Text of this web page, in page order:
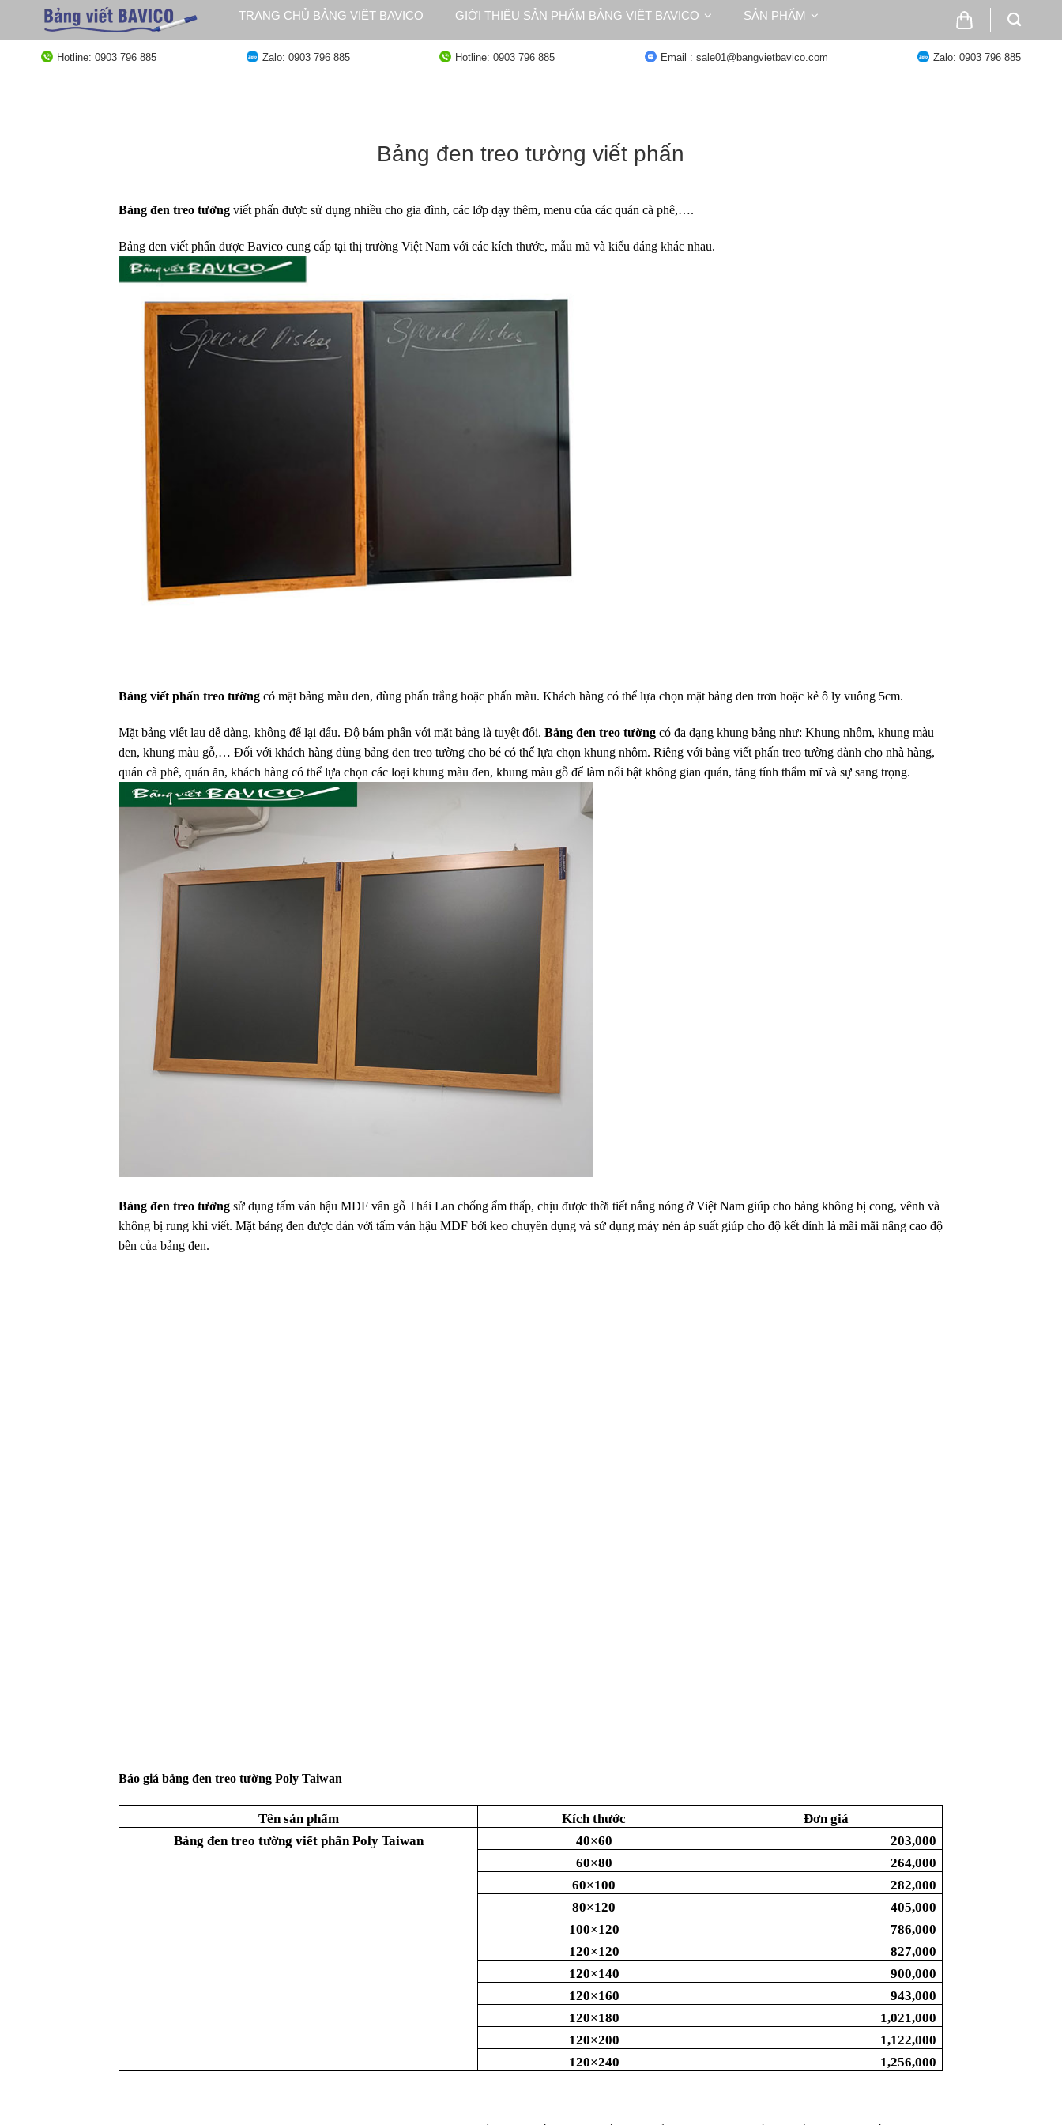
TRANG CHỦ BẢNG VIẾT BAVICO GIỚI THIỆU SẢN PHẨM BẢNG VIẾT BAVICO SẢN PHẨM
Hotline: 0903 796 885 Zalo: 0903 796 885 Hotline: 0903 796 885 Email : sale01@bangvietbavico.com Zalo: 0903 796 885
Bảng đen treo tường viết phấn
Bảng đen treo tường viết phấn được sử dụng nhiều cho gia đình, các lớp dạy thêm, menu của các quán cà phê,….
Bảng đen viết phấn được Bavico cung cấp tại thị trường Việt Nam với các kích thước, mẫu mã và kiểu dáng khác nhau.
Bảng viết phấn treo tườngcó mặt bảng màu đen, dùng phấn trắng hoặc phấn màu. Khách hàng có thể lựa chọn mặt bảng đen trơn hoặc kẻ ô ly vuông 5cm.
Mặt bảng viết lau dễ dàng, không để lại dấu. Độ bám phấn với mặt bảng là tuyệt đối.Bảng đen treo tườngcó đa dạng khung bảng như: Khung nhôm, khung màu
đen, khung màu gỗ,… Đối với khách hàng dùng bảng đen treo tường cho bé có thể lựa chọn khung nhôm. Riêng với bảng viết phấn treo tường dành cho nhà hàng,
quán cà phê, quán ăn, khách hàng có thể lựa chọn các loại khung màu đen, khung màu gỗ để làm nổi bật không gian quán, tăng tính thẩm mĩ và sự sang trọng.
Bảng đen treo tường sử dụng tấm ván hậu MDF vân gỗ Thái Lan chống ẩm thấp, chịu được thời tiết nắng nóng ở Việt Nam giúp cho bảng không bị cong, vênh và
không bị rung khi viết. Mặt bảng đen được dán với tấm ván hậu MDF bởi keo chuyên dụng và sử dụng máy nén áp suất giúp cho độ kết dính là mãi mãi nâng cao độ
bền của bảng đen.
Báo giá bảng đen treo tường Poly Taiwan
Tên sản phẩm Kích thước
Đơn giá
Bảng đen treo tường viết phấn Poly Taiwan
40×60
203,000
60×80
264,000
60×100
282,000
80×120
405,000
100×120
786,000
120×120
827,000
120×140
900,000
120×160
943,000
120×180
1,021,000
120×200
1,122,000
120×240
1,256,000